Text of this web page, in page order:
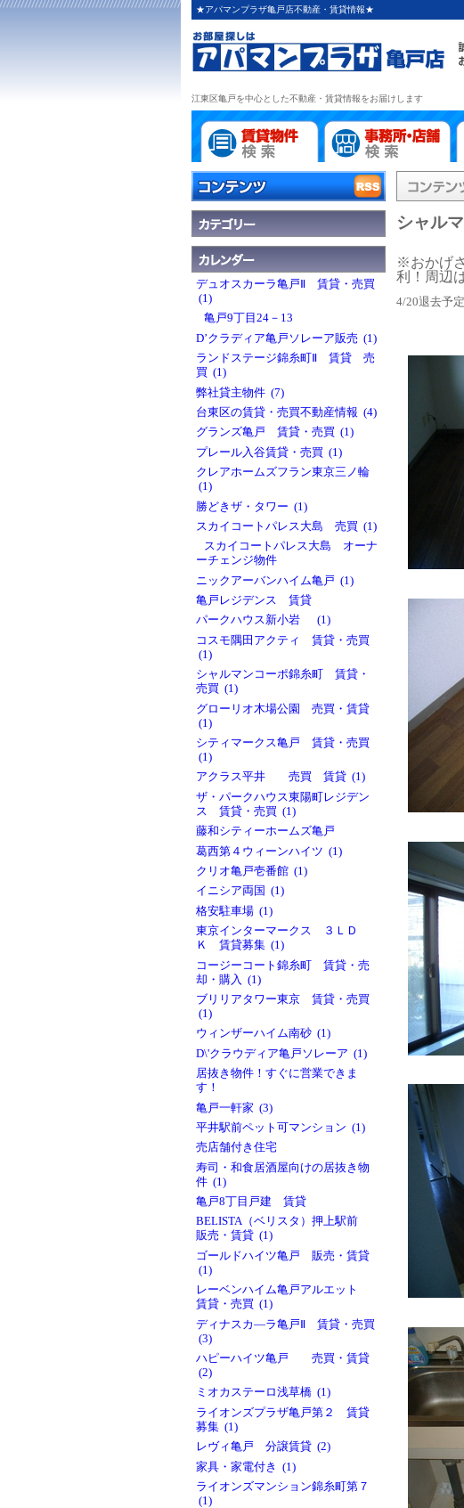
★アパマンプラザ亀戸店不動産・賃貸情報★
江東区亀戸を中心とした不動産・賃貸情報をお届けします
シャル
※おかげ
利！周辺
4/20退去予定
デュオスカーラ亀戸Ⅱ 賃貸・売買
(1)
亀戸9丁目24－13
D’クラディア亀戸ソレーア販売 (1)
ランドステージ錦糸町Ⅱ 賃貸 売
買 (1)
弊社貸主物件 (7)
台東区の賃貸・売買不動産情報 (4)
グランズ亀戸 賃貸・売買 (1)
プレール入谷賃貸・売買 (1)
クレアホームズフラン東京三ノ輪
(1)
勝どきザ・タワー (1)
スカイコートパレス大島 売買 (1)
スカイコートパレス大島 オーナ
ーチェンジ物件
ニックアーバンハイム亀戸 (1)
亀戸レジデンス 賃貸
パークハウス新小岩 (1)
コスモ隅田アクティ 賃貸・売買
(1)
シャルマンコーポ錦糸町 賃貸・
売買 (1)
グローリオ木場公園 売買・賃貸
(1)
シティマークス亀戸 賃貸・売買
(1)
アクラス平井 売買 賃貸 (1)
ザ・パークハウス東陽町レジデン
ス 賃貸・売買 (1)
藤和シティーホームズ亀戸
葛西第４ウィーンハイツ (1)
クリオ亀戸壱番館 (1)
イニシア両国 (1)
格安駐車場 (1)
東京インターマークス ３ＬＤ
Ｋ 賃貸募集 (1)
コージーコート錦糸町 賃貸・売
却・購入 (1)
ブリリアタワー東京 賃貸・売買
(1)
ウィンザーハイム南砂 (1)
D\'クラウディア亀戸ソレーア (1)
居抜き物件！すぐに営業できま
す！
亀戸一軒家 (3)
平井駅前ペット可マンション (1)
売店舗付き住宅
寿司・和食居酒屋向けの居抜き物
件 (1)
亀戸8丁目戸建 賃貸
BELISTA（ベリスタ）押上駅前
販売・賃貸 (1)
ゴールドハイツ亀戸 販売・賃貸
(1)
レーベンハイム亀戸アルエット
賃貸・売買 (1)
ディナスカ―ラ亀戸Ⅱ 賃貸・売買
(3)
ハピーハイツ亀戸 売買・賃貸
(2)
ミオカステーロ浅草橋 (1)
ライオンズプラザ亀戸第２ 賃貸
募集 (1)
レヴィ亀戸 分譲賃貸 (2)
家具・家電付き (1)
ライオンズマンション錦糸町第７
(1)